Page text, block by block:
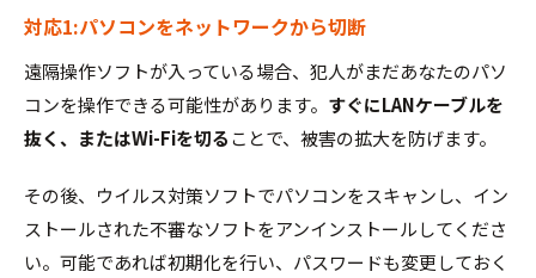
対応1:パソコンをネットワークから切断
遠隔操作ソフトが入っている場合、犯人がまだあなたのパソ
コンを操作できる可能性があります。 すぐにLANケーブルを
抜く、またはWi-Fiを切ることで、被害の拡大を防げます。
その後、ウイルス対策ソフトでパソコンをスキャンし、イン
ストールされた不審なソフトをアンインストールしてくださ
い。可能であれば初期化を行い、パスワードも変更しておく